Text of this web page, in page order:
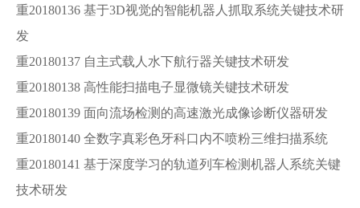
重20180136 基于3D视觉的智能机器人抓取系统关键技术研
发
重20180137 自主式载人水下航行器关键技术研发
重20180138 高性能扫描电子显微镜关键技术研发
重20180139 面向流场检测的高速激光成像诊断仪器研发
重20180140 全数字真彩色牙科口内不喷粉三维扫描系统
重20180141 基于深度学习的轨道列车检测机器人系统关键
技术研发